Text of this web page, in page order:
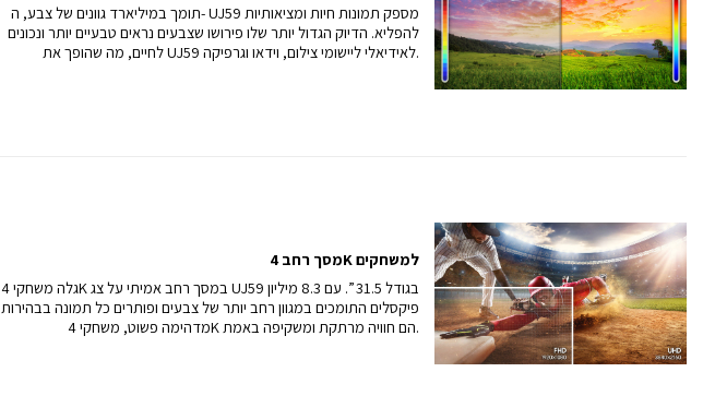
תומך במיליארד גוונים של צבע, ה- UJ59 מספק תמונות חיות ומציאותיות
להפליא. הדיוק הגדול יותר שלו פירושו שצבעים נראים טבעיים יותר ונכונים
לחיים, מה שהופך את UJ59 לאידיאלי ליישומי צילום, וידאו וגרפיקה.
מסך רחב 4K למשחקים
גלה משחקי 4K במסך רחב אמיתי על צג UJ59 בגודל 31.5 ”. עם 8.3 מיליון
פיקסלים התומכים במגוון רחב יותר של צבעים ופותרים כל תמונה בבהירות
מדהימה פשוט, משחקי 4K הם חוויה מרתקת ומשקיפה באמת.